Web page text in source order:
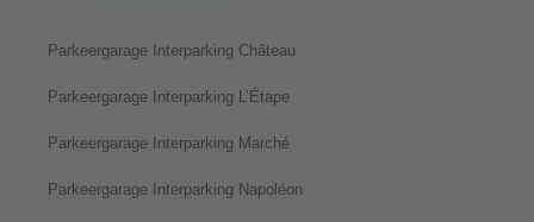
Parkeergarage Interparking Château
Parkeergarage Interparking L’Étape
Parkeergarage Interparking Marché
Parkeergarage Interparking Napoléon